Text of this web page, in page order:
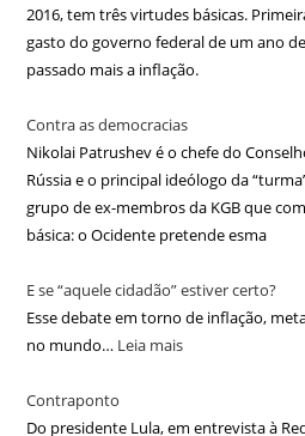
2016, tem três virtudes básicas.
gasto do governo federal de um ano
passado mais a inflação.
Contra as democracias
Nikolai Patrushev é o chefe do
Rússia e o principal ideólogo da
grupo de ex-membros da KGB que
básica: o Ocidente pretende esma
E se “aquele cidadão” estiver certo?
Esse debate em torno de inflação,
no mundo… Leia mais
Contraponto
Do presidente Lula, em entrevista à